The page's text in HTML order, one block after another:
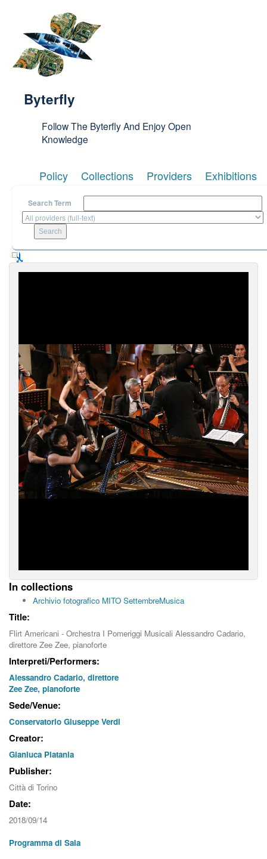
Byterfly
Follow The Byterfly And Enjoy Open
Knowledge
Policy Collections Providers Exhibitions
Search Term
In collections
Archivio fotografico MITO SettembreMusica
Title:
Flirt Americani - Orchestra I Pomeriggi Musicali Alessandro Cadario,
direttore Zee Zee, pianoforte
Interpreti/Performers:
Alessandro Cadario, direttore
Zee Zee, pianoforte
Sede/Venue:
Conservatorio Giuseppe Verdi
Creator:
Gianluca Platania
Publisher:
Città di Torino
Date:
2018/09/14
Programma di Sala